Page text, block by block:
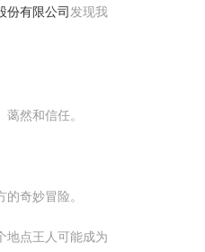
份有限公司 发现我
然和信任。
奇妙冒险。
地点王人可能成为